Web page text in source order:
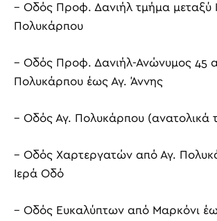
– Οδός Προφ. Δανιήλ τμήμα μεταξύ
Πολυκάρπου
– Οδός Προφ. Δανιήλ-Ανώνυμος 45
Πολυκάρπου έως Αγ. Άννης
– Οδός Αγ. Πολυκάρπου (ανατολικά
– Οδός Χαρτεργατών από Αγ.
Ιερά Οδό
– Οδός Ευκαλύπτων από Μαρκόνι